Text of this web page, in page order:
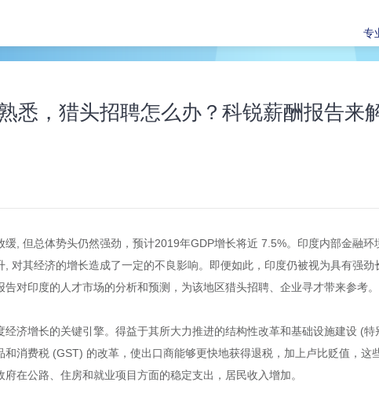
专
悉，猎头招聘怎么办？科锐薪酬报告来
缓, 但总体势头仍然强劲，预计2019年GDP增长将近 7.5%。印度内部金融
, 对其经济的增长造成了一定的不良影响。即便如此，印度仍被视为具有强
对印度的人才市场的分析和预测，为该地区猎头招聘、企业寻才带来参考。
经济增长的关键引擎。得益于其所大力推进的结构性改革和基础设施建设 (
和消费税 (GST) 的改革，使出口商能够更快地获得退税，加上卢比贬值，
在公路、住房和就业项目方面的稳定支出，居民收入增加。